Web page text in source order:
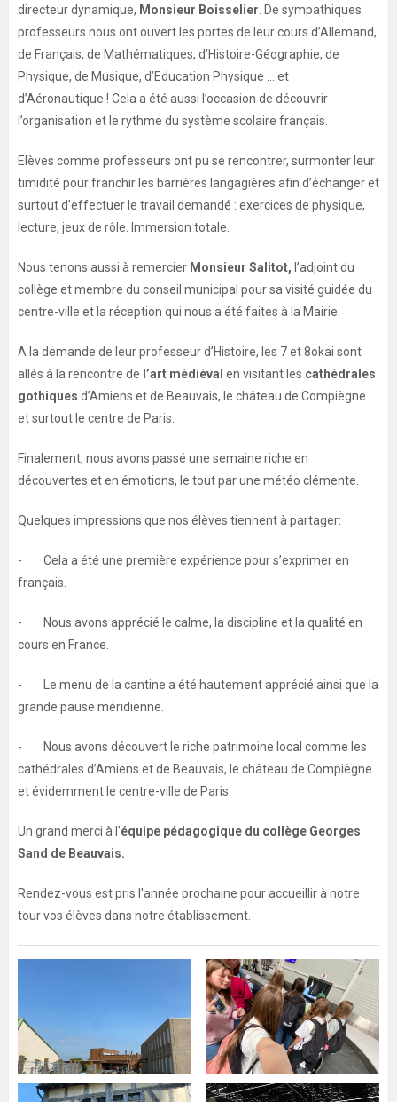
directeur dynamique, Monsieur Boisselier . De sympathiques
professeurs nous ont ouvert les portes de leur cours d’Allemand,
de Français, de Mathématiques, d’Histoire-Géographie, de
Physique, de Musique, d’Education Physique … et
d’Aéronautique ! Cela a été aussi l’occasion de découvrir
l’organisation et le rythme du système scolaire français.
Elèves comme professeurs ont pu se rencontrer, surmonter leur
timidité pour franchir les barrières langagières afin d’échanger et
surtout d’effectuer le travail demandé : exercices de physique,
lecture, jeux de rôle. Immersion totale.
Nous tenons aussi à remercier Monsieur Salitot, l’adjoint du
collège et membre du conseil municipal pour sa visité guidée du
centre-ville et la réception qui nous a été faites à la Mairie.
A la demande de leur professeur d’Histoire, les 7 et 8okai sont
allés à la rencontre de l’art médiéval en visitant les cathédrales
gothiques d’Amiens et de Beauvais, le château de Compiègne
et surtout le centre de Paris.
Finalement, nous avons passé une semaine riche en
découvertes et en émotions, le tout par une météo clémente.
Quelques impressions que nos élèves tiennent à partager:
- Cela a été une première expérience pour s’exprimer en
français.
- Nous avons apprécié le calme, la discipline et la qualité en
cours en France.
- Le menu de la cantine a été hautement apprécié ainsi que la
grande pause méridienne.
- Nous avons découvert le riche patrimoine local comme les
cathédrales d’Amiens et de Beauvais, le château de Compiègne
et évidemment le centre-ville de Paris.
Un grand merci à l'équipe pédagogique du collège Georges
Sand de Beauvais.
Rendez-vous est pris l'année prochaine pour accueillir à notre
tour vos élèves dans notre établissement.